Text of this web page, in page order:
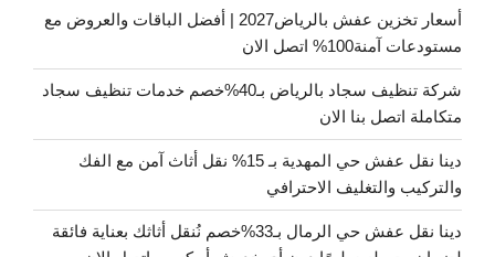
أسعار تخزين عفش بالرياض2027 | أفضل الباقات والعروض مع
مستودعات آمنة100% اتصل الان
شركة تنظيف سجاد بالرياض بـ40%خصم خدمات تنظيف سجاد
متكاملة اتصل بنا الان
دينا نقل عفش حي المهدية بـ 15% نقل أثاث آمن مع الفك
والتركيب والتغليف الاحترافي
دينا نقل عفش حي الرمال بـ33%خصم نُنقل أثاثك بعناية فائقة